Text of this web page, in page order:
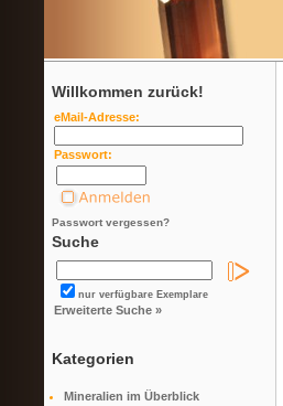
Willkommen zurück!
eMail-Adresse:
Passwort:
Passwort vergessen?
Suche
nur verfügbare Exemplare
Erweiterte Suche »
Kategorien
Mineralien im Überblick